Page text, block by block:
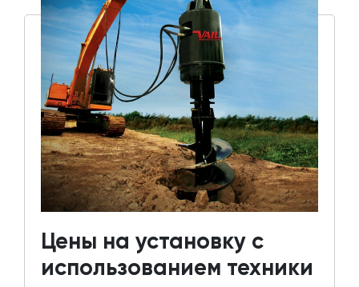
Цены на установку с
использованием техники